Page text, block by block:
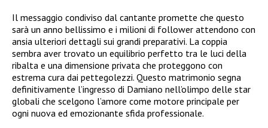
Il messaggio condiviso dal cantante promette che questo
sarà un anno bellissimo e i milioni di follower attendono con
ansia ulteriori dettagli sui grandi preparativi. La coppia
sembra aver trovato un equilibrio perfetto tra le luci della
ribalta e una dimensione privata che proteggono con
estrema cura dai pettegolezzi. Questo matrimonio segna
definitivamente l’ingresso di Damiano nell’olimpo delle star
globali che scelgono l’amore come motore principale per
ogni nuova ed emozionante sfida professionale.